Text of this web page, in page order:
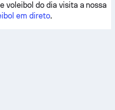
voleibol do dia visita a nossa
em direto.